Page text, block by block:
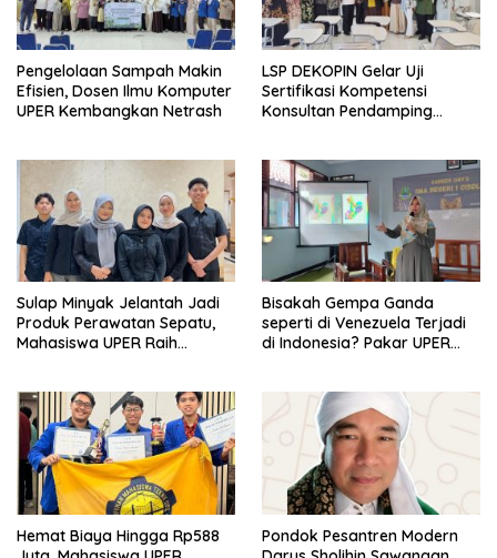
Pengelolaan Sampah Makin
Efisien, Dosen Ilmu Komputer
UPER Kembangkan Netrash
LSP DEKOPIN Gelar Uji
Sertifikasi Kompetensi
Konsultan Pendamping
Sulap Minyak Jelantah Jadi
Produk Perawatan Sepatu,
Mahasiswa UPER Raih
Bisakah Gempa Ganda
seperti di Venezuela Terjadi
di Indonesia? Pakar UPER
Hemat Biaya Hingga Rp588
Pondok Pesantren Modern